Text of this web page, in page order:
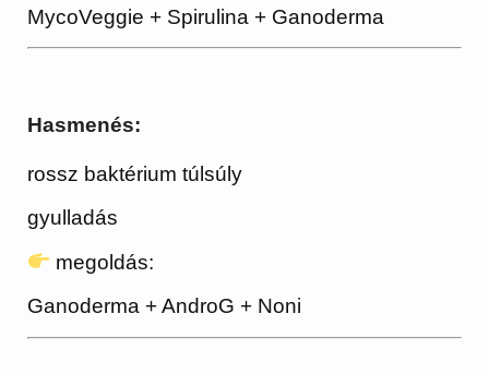
MycoVeggie + Spirulina + Ganoderma
Hasmenés:
rossz baktérium túlsúly
gyulladás
megoldás:
Ganoderma + AndroG + Noni